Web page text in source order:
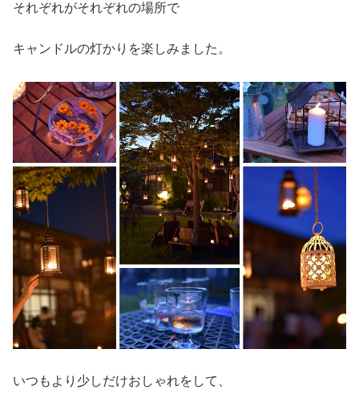
それぞれがそれぞれの場所で
キャンドルの灯かりを楽しみました。
いつもより少しだけおしゃれをして、